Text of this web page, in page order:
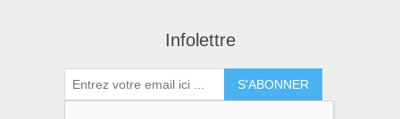
Infolettre
S'ABONNER